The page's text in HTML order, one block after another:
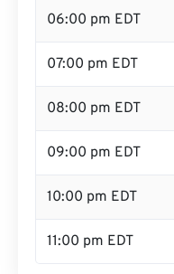
06:00 pm EDT
07:00 pm EDT
08:00 pm EDT
09:00 pm EDT
10:00 pm EDT
11:00 pm EDT